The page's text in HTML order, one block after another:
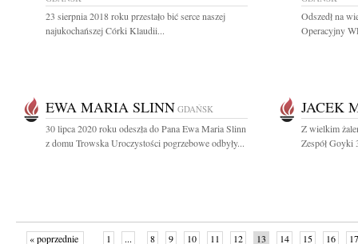
23 sierpnia 2018 roku przestało bić serce naszej
najukochańszej Córki Klaudii...
Odszedł na
Operacyjny
EWA MARIA SLINN GDAŃSK
30 lipca 2020 roku odeszła do Pana Ewa Maria Slinn
z domu Trowska Uroczystości pogrzebowe odbyły...
JACEK
Z wielkim
Zespół Goyki
« poprzednie 1 ... 8 9 10 11 12 13 14 15 16 17